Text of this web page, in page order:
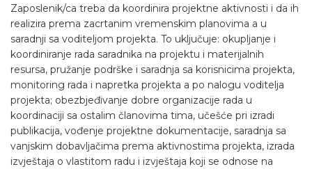
Zaposlenik/ca treba da koordinira projektne aktivnosti i da ih
realizira prema zacrtanim vremenskim planovima a u
saradnji sa voditeljom projekta. To uključuje: okupljanje i
koordiniranje rada saradnika na projektu i materijalnih
resursa, pružanje podrške i saradnja sa korisnicima projekta,
monitoring rada i napretka projekta a po nalogu voditelja
projekta; obezbjeđivanje dobre organizacije rada u
koordinaciji sa ostalim članovima tima, učešće pri izradi
publikacija, vođenje projektne dokumentacije, saradnja sa
vanjskim dobavljačima prema aktivnostima projekta, izrada
izvještaja o vlastitom radu i izvještaja koji se odnose na